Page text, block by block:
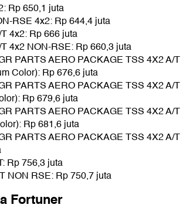
Rp 650,1 juta
RSE 4x2: Rp 644,4 juta
4x2: Rp 666 juta
4x2 NON-RSE: Rp 660,3 juta
PARTS AERO PACKAGE TSS 4X2 A/T
Color): Rp 676,6 juta
PARTS AERO PACKAGE TSS 4X2 A/T
Rp 679,6 juta
PARTS AERO PACKAGE TSS 4X2 A/T
Rp 681,6 juta
PARTS AERO PACKAGE TSS 4X2 A/T
Rp 756,3 juta
NON RSE: Rp 750,7 juta
Fortuner